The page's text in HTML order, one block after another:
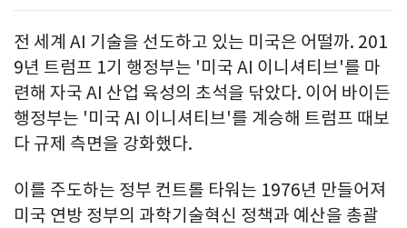
전 세계 AI 기술을 선도하고 있는 미국은 어떨까. 201
9년 트럼프 1기 행정부는 '미국 AI 이니셔티브'를 마
련해 자국 AI 산업 육성의 초석을 닦았다. 이어 바이든
행정부는 '미국 AI 이니셔티브'를 계승해 트럼프 때보
다 규제 측면을 강화했다.
이를 주도하는 정부 컨트롤 타워는 1976년 만들어져
미국 연방 정부의 과학기술혁신 정책과 예산을 총괄